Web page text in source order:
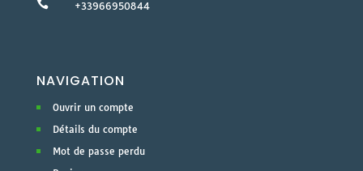
 +33966950844
NAVIGATION
Ouvrir un compte
Détails du compte
Mot de passe perdu